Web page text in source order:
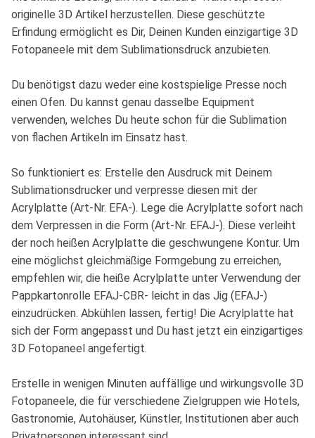
originelle 3D Artikel herzustellen. Diese geschützte
Erfindung ermöglicht es Dir, Deinen Kunden einzigartige 3D
Fotopaneele mit dem Sublimationsdruck anzubieten.
Du benötigst dazu weder eine kostspielige Presse noch
einen Ofen. Du kannst genau dasselbe Equipment
verwenden, welches Du heute schon für die Sublimation
von flachen Artikeln im Einsatz hast.
So funktioniert es: Erstelle den Ausdruck mit Deinem
Sublimationsdrucker und verpresse diesen mit der
Acrylplatte (Art-Nr. EFA-). Lege die Acrylplatte sofort nach
dem Verpressen in die Form (Art-Nr. EFAJ-). Diese verleiht
der noch heißen Acrylplatte die geschwungene Kontur. Um
eine möglichst gleichmäßige Formgebung zu erreichen,
empfehlen wir, die heiße Acrylplatte unter Verwendung der
Pappkartonrolle EFAJ-CBR- leicht in das Jig (EFAJ-)
einzudrücken. Abkühlen lassen, fertig! Die Acrylplatte hat
sich der Form angepasst und Du hast jetzt ein einzigartiges
3D Fotopaneel angefertigt.
Erstelle in wenigen Minuten auffällige und wirkungsvolle 3D
Fotopaneele, die für verschiedene Zielgruppen wie Hotels,
Gastronomie, Autohäuser, Künstler, Institutionen aber auch